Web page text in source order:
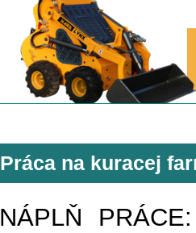
Práca na kuracej
NÁPLŇ